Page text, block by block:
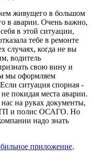
живущего в большом
в аварии. Очень важно,
в этой ситуации,
тебе в ремонте
случаях, когда не вы
водитель
свою вину и
мы оформляем
ситуация спорная -
покидая места аварии.
на руках документы,
и полис ОСАГО. Но
надо знать
приложение,